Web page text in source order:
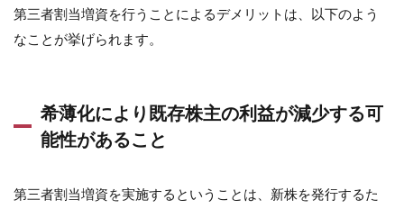
第三者割当増資を行うことによるデメリットは、以下のよう
なことが挙げられます。
希薄化により既存株主の利益が減少する可
能性があること
第三者割当増資を実施するということは、新株を発行するた